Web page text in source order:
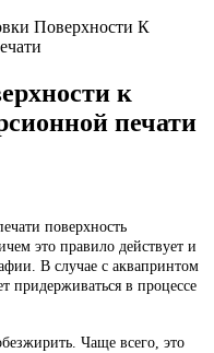
Поверхности К
к
печати
поверхность
это правило действует и
В случае с аквапринтом
придерживаться в процессе
Чаще всего, это